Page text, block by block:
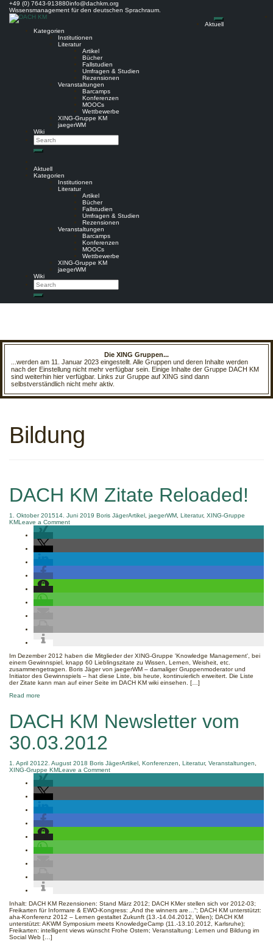
Skip
content
+49 (0) 7643-913880info@dachkm.org
Wissensmanagement für den deutschen Sprachraum.
Aktuell
Kategorien
Institutionen
Literatur
Artikel
Bücher
Fallstudien
Umfragen & Studien
Rezensionen
Veranstaltungen
Barcamps
Konferenzen
MOOCs
Wettbewerbe
XING-Gruppe KM
jaegerWM
Wiki
Search
Search
Aktuell
Kategorien
Institutionen
Literatur
Artikel
Bücher
Fallstudien
Umfragen & Studien
Rezensionen
Veranstaltungen
Barcamps
Konferenzen
MOOCs
Wettbewerbe
XING-Gruppe KM
jaegerWM
Wiki
Search
Search
Die XING Gruppen...
...werden am 11. Januar 2023 eingestellt. Alle Gruppen und deren Inhalte werden
nach der Einstellung nicht mehr verfügbar sein. Einige Inhalte der Gruppe DACH KM
sind weiterhin hier verfügbar. Links zur Gruppe auf XING sind dann
selbstverständlich nicht mehr aktiv.
Bildung
DACH KM Zitate Reloaded!
1. Oktober 201514. Juni 2019 Boris JägerArtikel jaegerWM Literatur, XING-Gruppe
KMLeave a Commenton
Im Dezember 2012 haben die Mitglieder der XING-Gruppe 'Knowledge Management', bei
einem Gewinnspiel, knapp 60 Lieblingszitate zu Wissen, Lernen, Weisheit, etc.
zusammengetragen. Boris Jäger von jaegerWM – damaliger Gruppenmoderator und
Initiator des Gewinnspiels – hat diese Liste, bis heute, kontinuierlich erweitert. Die Liste
der Zitate kann man auf einer Seite im DACH KM wiki einsehen. […]
Read more
Zitate
Reloaded!
DACH KM Newsletter vom
30.03.2012
1. April 20122. August 2018 Boris JägerArtikel Konferenzen Literatur, Veranstaltungen
XING-Gruppe KMLeave a Commenton
Inhalt: DACH KM Rezensionen: Stand März 2012; DACH KMer stellen sich vor 2012-03;
Freikarten für Informare & EWO-Kongress: „And the winners are…“; DACH KM unterstützt:
aha-Konferenz 2012 – Lernen gestaltet Zukunft (13.-14.04.2012, Wien); DACH KM
unterstützt: AKWM Symposium meets KnowledgeCamp (11.-13.10.2012, Karlsruhe);
Freikarten: intelligent views wünscht Frohe Ostern; Veranstaltung: Lernen und Bildung im
Social Web […]